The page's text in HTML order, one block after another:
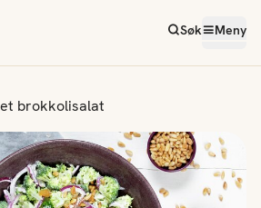
Søk Meny
brokkolisalat